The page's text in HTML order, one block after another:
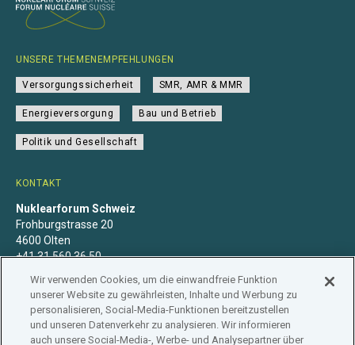
KONTAKT
Nuklearforum Schweiz
Frohburgstrasse 20
4600 Olten
+41 31 560 36 50
UNSERE THEMENEMPFEHLUNGEN
Versorgungssicherheit SMR, AMR & MMR
Energieversorgung Bau und Betrieb
Politik und Gesellschaft
Wir verwenden Cookies, um die einwandfreie Funktion
unserer Website zu gewährleisten, Inhalte und Werbung zu
personalisieren, Social-Media-Funktionen bereitzustellen
und unseren Datenverkehr zu analysieren. Wir informieren
auch unsere Social-Media-, Werbe- und Analysepartner über